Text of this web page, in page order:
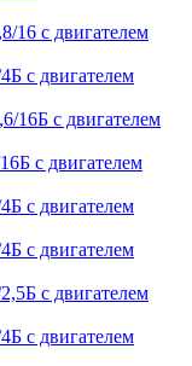
с двигателем
с двигателем
с двигателем
с двигателем
с двигателем
с двигателем
с двигателем
с двигателем